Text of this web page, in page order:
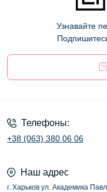
Узнавайте
Телефоны:
+38 (063) 380 06 06
Наш адрес
г. Харьков ул. Академика